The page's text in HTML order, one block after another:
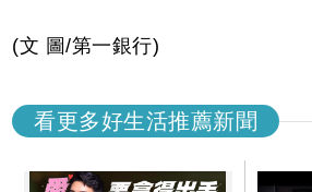
(文 圖/第一銀行)
看更多好生活推薦新聞